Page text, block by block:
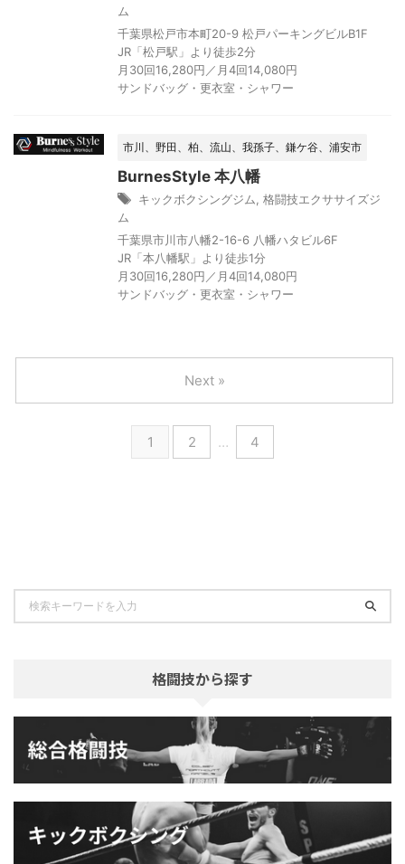
ム
千葉県松戸市本町20-9 松戸パーキングビルB1F
JR「松戸駅」より徒歩2分
月30回16,280円／月4回14,080円
サンドバッグ・更衣室・シャワー
市川、野田、柏、流山、我孫子、鎌ケ谷、浦安市
BurnesStyle 本八幡
キックボクシングジム
格闘技エクササイズジ
ム
千葉県市川市八幡2-16-6 八幡ハタビル6F
JR「本八幡駅」より徒歩1分
月30回16,280円／月4回14,080円
サンドバッグ・更衣室・シャワー
1 2 … 4
Next »
格闘技から探す